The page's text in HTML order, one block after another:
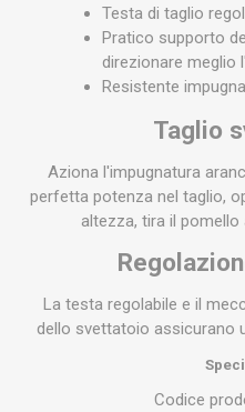
Testa di taglio
Pratico supporto
direzionare meglio
Resistente
Taglio
Aziona l'impugnatura
perfetta potenza nel taglio,
altezza, tira il
La testa regolabile e il
dello svettatoio assicurano
Codice